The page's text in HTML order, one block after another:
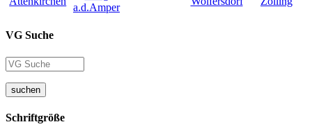
VG Suche
suchen
Schriftgröße